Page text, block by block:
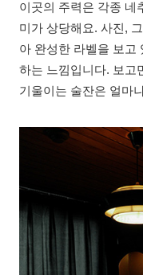
이곳의 주력은 각종 네
미가 상당해요. 사진,
아 완성한 라벨을 보고
하는 느낌입니다. 보고
기울이는 술잔은 얼마